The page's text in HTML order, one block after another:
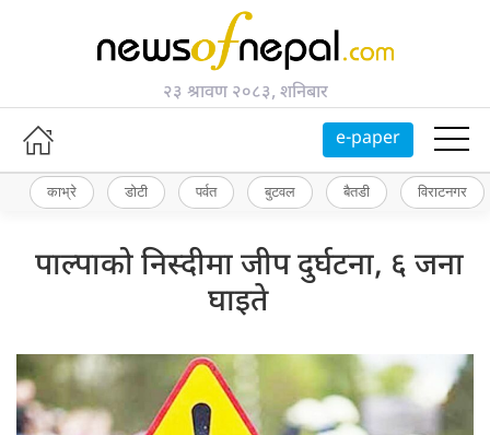
२३ श्रावण २०८३, शनिबार
e-paper
काभ्रे डोटी पर्वत बुटवल बैतडी विराटनगर
पाल्पाको निस्दीमा जीप दुर्घटना, ६ जना
घाइते